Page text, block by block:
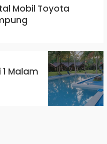
Mobil Toyota
1 Malam